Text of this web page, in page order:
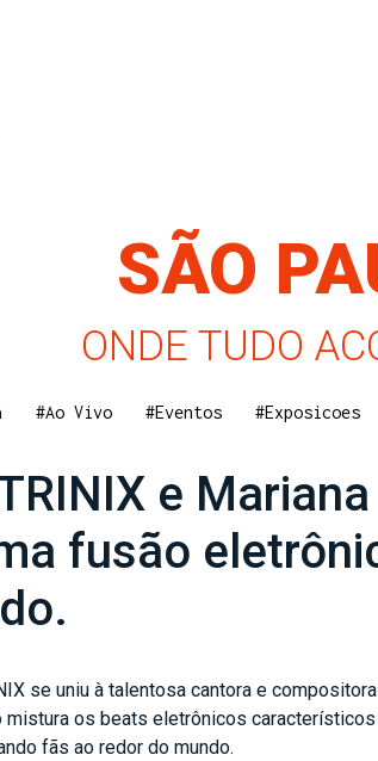
SÃO
ONDE TUDO
#Ao Vivo #Eventos #Exposicoes
e
fusão
se uniu à talentosa cantora e
mistura os beats eletrônicos
fãs ao redor do mundo.